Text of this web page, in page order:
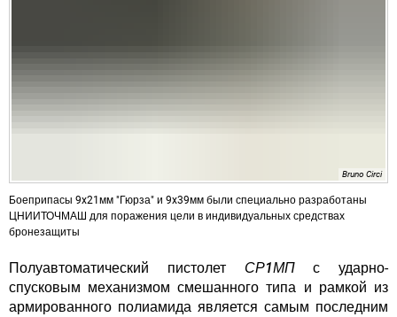
Bruno Circi
Боеприпасы 9x21мм "Гюрза" и 9x39мм были специально разработаны
ЦНИИТОЧМАШ для поражения цели в индивидуальных средствах
бронезащиты
Полуавтоматический пистолет СР1МПс ударно-
спусковым механизмом смешанного типа и рамкой из
армированного полиамида является самым последним